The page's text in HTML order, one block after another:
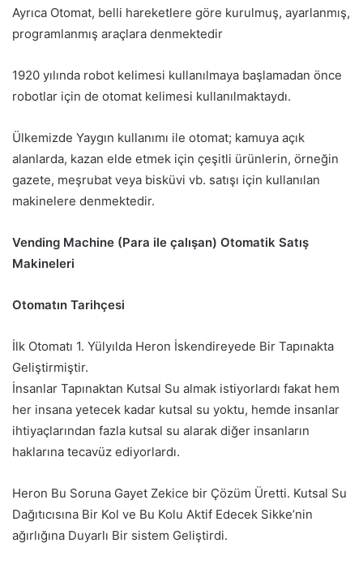
Ayrıca Otomat, belli hareketlere göre kurulmuş, ayarlanmış,
programlanmış araçlara denmektedir
1920 yılında robot kelimesi kullanılmaya başlamadan önce
robotlar için de otomat kelimesi kullanılmaktaydı.
Ülkemizde Yaygın kullanımı ile otomat; kamuya açık
alanlarda, kazan elde etmek için çeşitli ürünlerin, örneğin
gazete, meşrubat veya bisküvi vb. satışı için kullanılan
makinelere denmektedir.
Vending Machine (Para ile çalışan) Otomatik Satış
Makineleri
Otomatın Tarihçesi
İlk Otomatı 1. Yülyılda Heron İskendireyede Bir Tapınakta
Geliştirmiştir.
İnsanlar Tapınaktan Kutsal Su almak istiyorlardı fakat hem
her insana yetecek kadar kutsal su yoktu, hemde insanlar
ihtiyaçlarından fazla kutsal su alarak diğer insanların
haklarına tecavüz ediyorlardı.
Heron Bu Soruna Gayet Zekice bir Çözüm Üretti. Kutsal Su
Dağıtıcısına Bir Kol ve Bu Kolu Aktif Edecek Sikke’nin
ağırlığına Duyarlı Bir sistem Geliştirdi.